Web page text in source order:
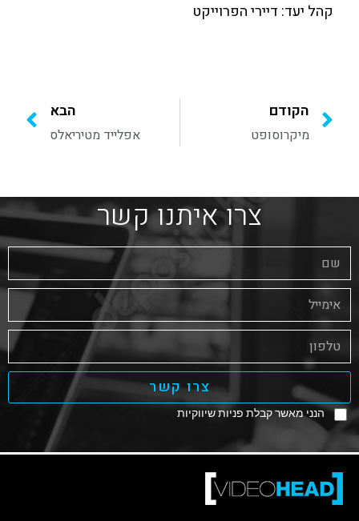
קהל יעד: דיירי הפרוייקט
הקודם
מיקרוסופט
הבא
אפלייד מטיריאלס
צרו איתנו קשר
הנני מאשר קבלת פניות שיווקיות
צרו קשר